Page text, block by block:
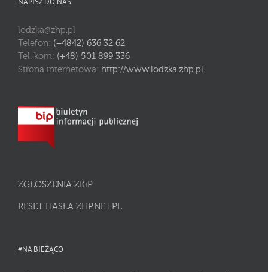
lodzka@zhp.pl
Telefon: (+4842) 636 32 62
Tel. kom: (+48) 501 899 336
Strona internetowa: http://www.lodzka.zhp.pl
ZGŁOSZENIA ZKiP
RESET HASŁA ZHP.NET.PL
#NA BIEŻĄCO